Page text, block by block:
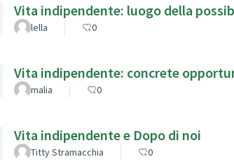
Vita indipendente: luogo della
lella 0
Vita indipendente: concrete
malia 0
Vita indipendente e Dopo di noi
Titty Stramacchia 0